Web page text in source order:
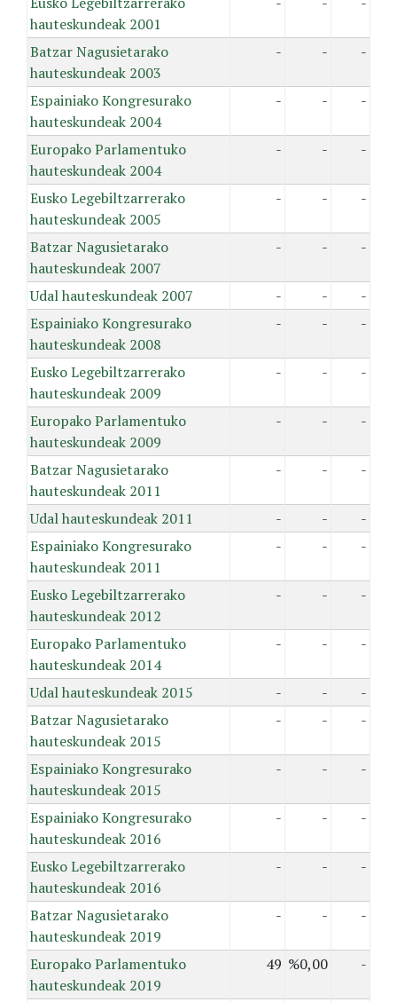
hauteskundeak 2001
Batzar Nagusietarako
hauteskundeak 2003
- - -
Espainiako Kongresurako
hauteskundeak 2004
- - -
Europako Parlamentuko
hauteskundeak 2004
- - -
Eusko Legebiltzarrerako
hauteskundeak 2005
- - -
Batzar Nagusietarako
hauteskundeak 2007
- - -
Udal hauteskundeak 2007 - -
-
Espainiako Kongresurako
hauteskundeak 2008
- - -
Eusko Legebiltzarrerako
hauteskundeak 2009
- - -
Europako Parlamentuko
hauteskundeak 2009
- - -
Batzar Nagusietarako
hauteskundeak 2011
- - -
Udal hauteskundeak 2011 - -
-
Espainiako Kongresurako
hauteskundeak 2011
- - -
Eusko Legebiltzarrerako
hauteskundeak 2012
- - -
Europako Parlamentuko
hauteskundeak 2014
- - -
Udal hauteskundeak 2015 - -
-
Batzar Nagusietarako
hauteskundeak 2015
- - -
Espainiako Kongresurako
hauteskundeak 2015
- - -
Espainiako Kongresurako
hauteskundeak 2016
- - -
Eusko Legebiltzarrerako
hauteskundeak 2016
- - -
Batzar Nagusietarako
hauteskundeak 2019
- - -
Europako Parlamentuko
hauteskundeak 2019
49 %0,00 -